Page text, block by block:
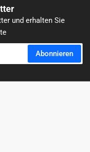
und erhalten Sie
Abonnieren